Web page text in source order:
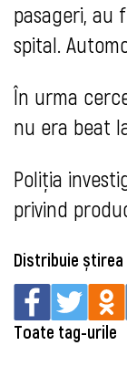
pasageri, au
spital.
În urma
nu era beat
Poliția
privind
Distribuie știrea
Toate tag-urile